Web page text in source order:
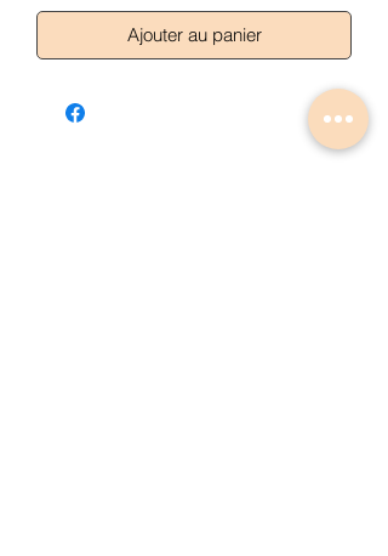
Ajouter au panier